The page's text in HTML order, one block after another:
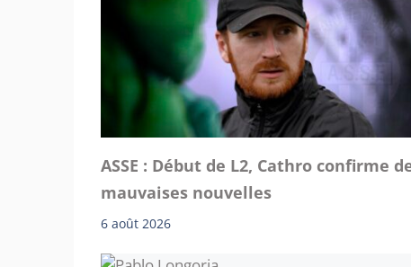
ASSE : Début de L2, Cathro confirme
mauvaises nouvelles
6 août 2026